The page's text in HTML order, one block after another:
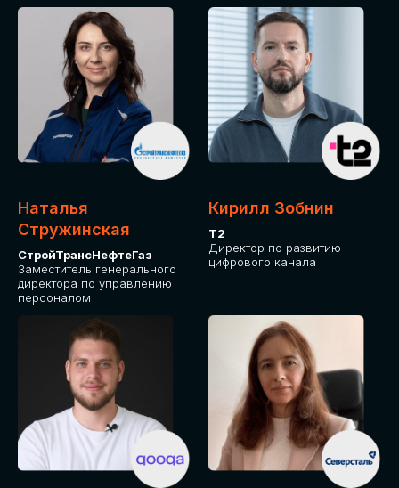
Наталья
Стружинская
СтройТрансНефтеГаз
Заместитель генерального
директора по управлению
персоналом
Кирилл Зобнин
Т2
Директор по развитию
цифрового канала
Приглашаем стать спикером GLOBAL
TECH FORUM и поделиться своим
опытом и экспертизой. Будем рады
сотрудничеству!
СТАТЬ
СПИКЕРОМ
IT Solutions for Business
СРЕДИ ПАРТНЕРОВ
МЕРОПРИЯТИЯ